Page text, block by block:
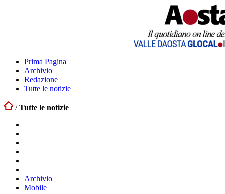
Prima Pagina
Archivio
Redazione
Tutte le notizie
/Tutte le notizie
Archivio
Mobile